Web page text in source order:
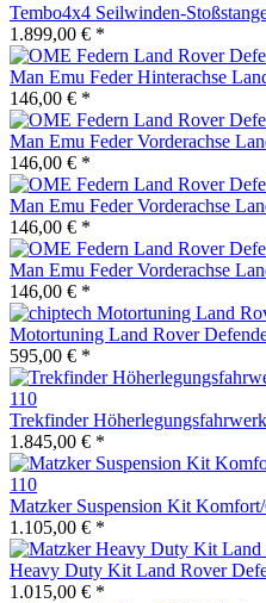
Tembo4x4 Seilwinden-
1.899,00 € *
Man Emu Feder Hinterachse
146,00 € *
Man Emu Feder Vorderachse
146,00 € *
Man Emu Feder Vorderachse
146,00 € *
Man Emu Feder Vorderachse
146,00 € *
Motortuning Land Rover
595,00 € *
Trekfinder
1.845,00 € *
Matzker Suspension Kit
1.105,00 € *
Heavy Duty Kit Land Rover
1.015,00 € *